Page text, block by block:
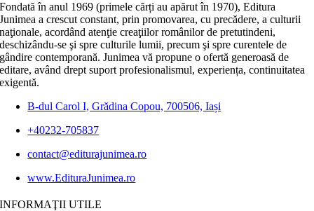
Fondată în anul 1969 (primele cărți au apărut în 1970), Editura
Junimea a crescut constant, prin promovarea, cu precădere, a culturii
naţionale, acordând atenţie creaţiilor românilor de pretutindeni,
deschizându-se şi spre culturile lumii, precum şi spre curentele de
gândire contemporană. Junimea vă propune o ofertă generoasă de
editare, având drept suport profesionalismul, experiența, continuitatea
exigentă.
B-dul Carol I, Grădina Copou, 700506, Iași
+40232-705837
contact@editurajunimea.ro
www.EdituraJunimea.ro
INFORMAŢII UTILE